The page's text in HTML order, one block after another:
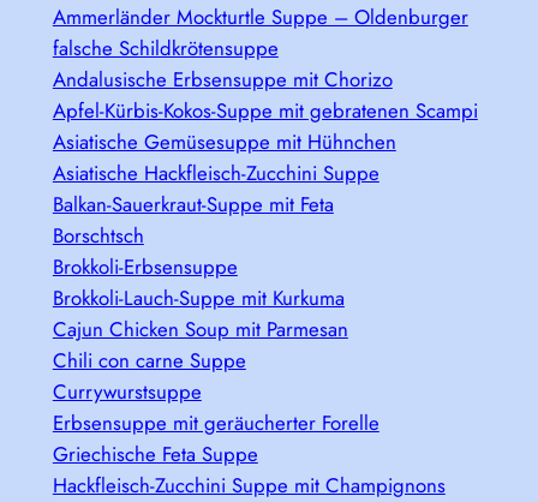
Ammerländer Mockturtle Suppe – Oldenburger
falsche Schildkrötensuppe
Andalusische Erbsensuppe mit Chorizo
Apfel-Kürbis-Kokos-Suppe mit gebratenen Scampi
Asiatische Gemüsesuppe mit Hühnchen
Asiatische Hackfleisch-Zucchini Suppe
Balkan-Sauerkraut-Suppe mit Feta
Borschtsch
Brokkoli-Erbsensuppe
Brokkoli-Lauch-Suppe mit Kurkuma
Cajun Chicken Soup mit Parmesan
Chili con carne Suppe
Currywurstsuppe
Erbsensuppe mit geräucherter Forelle
Griechische Feta Suppe
Hackfleisch-Zucchini Suppe mit Champignons